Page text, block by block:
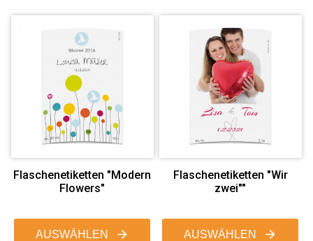
Flaschenetiketten "Modern
Flowers"
AUSWÄHLEN
Flaschenetiketten "Wir
zwei""
AUSWÄHLEN